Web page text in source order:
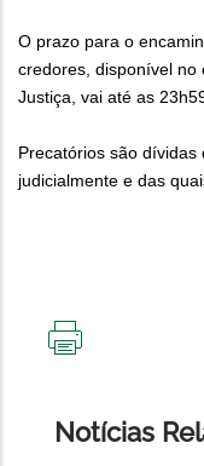
O prazo para o
credores, disponível no
Justiça, vai até as
Precatórios são
judicialmente e das
Notícias